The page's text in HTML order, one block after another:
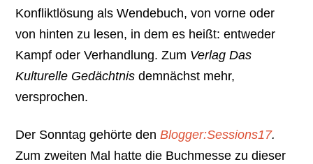
Konfliktlösung als Wendebuch, von vorne oder
von hinten zu lesen, in dem es heißt: entweder
Kampf oder Verhandlung. Zum Verlag Das
Kulturelle Gedächtnisdemnächst mehr,
versprochen.
Der Sonntag gehörte denBlogger:Sessions17.
Zum zweiten Mal hatte die Buchmesse zu dieser